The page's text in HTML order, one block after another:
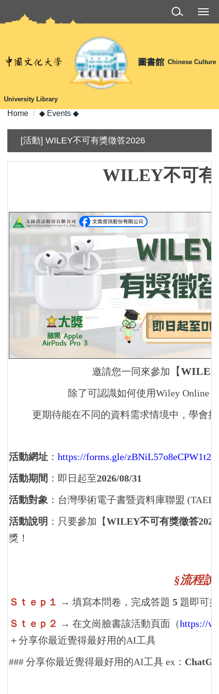
content
block
圖書館 Chinese Culture
University Library
Home ◆ Events ◆
[活動] WILEY不可有獎徵答2026
WILEY不可
邀請您一同來參加 【WILEY
除了可認識如何使用Wiley Online
更期待能在不同的資料需求情境中，學會
活動網址 ： https://forms.gle/zBNiL57o8eCPW1t28
活動期間 ：即日起至2026/08/31
活動對象 ：台灣學術電子書暨資料庫聯盟
活動說明 ：只要參加【WILEY不可有獎徵答2026
獎！
§流程說
Ｓｔｅｐ１ → 填寫本問卷，完成答題 5 題即可
Ｓｔｅｐ２ → 在文崗臉書該活動頁面（https://
＋分享你最近覺得最好用的AI工具
### 分享你最近覺得最好用的AI工具 ex：